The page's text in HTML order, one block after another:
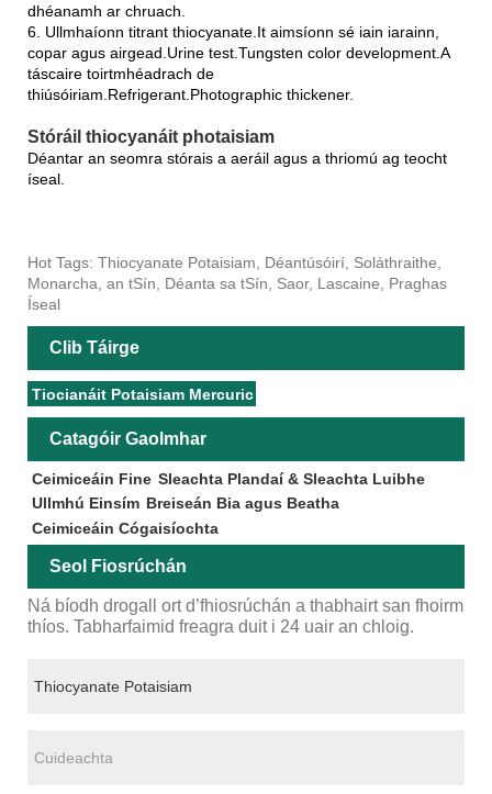
dhéanamh ar chruach.
6. Ullmhaíonn titrant thiocyanate.It aimsíonn sé iain iarainn,
copar agus airgead.Urine test.Tungsten color development.A
táscaire toirtmhéadrach de
thiúsóiriam.Refrigerant.Photographic thickener.
Stóráil thiocyanáit photaisiam
Déantar an seomra stórais a aeráil agus a thriomú ag teocht
íseal.
Hot Tags: Thiocyanate Potaisiam, Déantúsóirí, Soláthraithe,
Monarcha, an tSín, Déanta sa tSín, Saor, Lascaine, Praghas
Íseal
Clib Táirge
Tiocianáit Potaisiam Mercuric
Catagóir Gaolmhar
Ceimiceáin Fine Sleachta Plandaí & Sleachta Luibhe
Ullmhú Einsím Breiseán Bia agus Beatha
Ceimiceáin Cógaisíochta
Seol Fiosrúchán
Ná bíodh drogall ort d’fhiosrúchán a thabhairt san fhoirm
thíos. Tabharfaimid freagra duit i 24 uair an chloig.